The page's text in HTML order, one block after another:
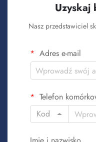
Uzyskaj
Nasz przedstawiciel
Adres e-mail
Telefon
Kod